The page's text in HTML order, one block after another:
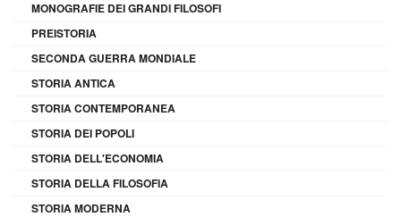
MONOGRAFIE DEI GRANDI FILOSOFI
PREISTORIA
SECONDA GUERRA MONDIALE
STORIA ANTICA
STORIA CONTEMPORANEA
STORIA DEI POPOLI
STORIA DELL'ECONOMIA
STORIA DELLA FILOSOFIA
STORIA MODERNA